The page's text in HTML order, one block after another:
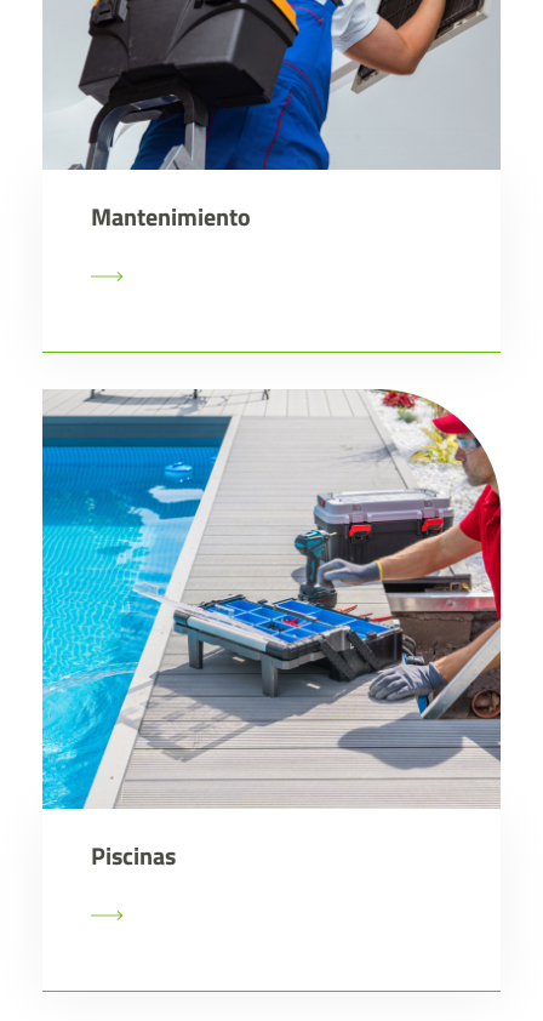
Mantenimiento
Piscinas